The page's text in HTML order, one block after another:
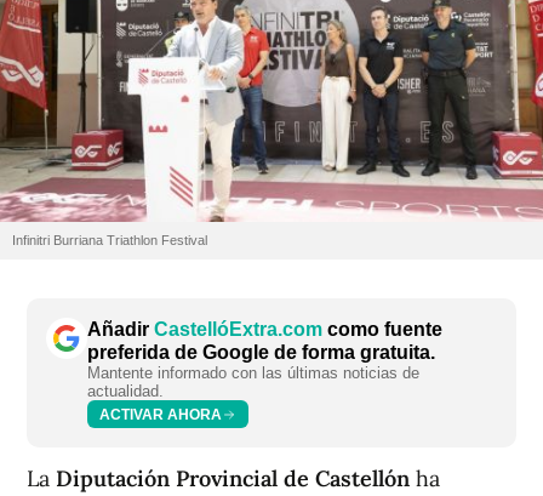
Infinitri Burriana Triathlon Festival
Añadir CastellóExtra.com como fuente
preferida de Google de forma gratuita.
Mantente informado con las últimas noticias de
actualidad.
ACTIVAR AHORA
La Diputación Provincial de Castellón ha